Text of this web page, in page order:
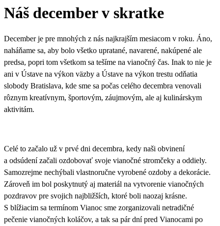
Náš december v skratke
December je pre mnohých z nás najkrajším mesiacom v roku. Áno,
naháňame sa, aby bolo všetko upratané, navarené, nakúpené ale
predsa, popri tom všetkom sa tešíme na vianočný čas. Inak to nie je
ani v Ústave na výkon väzby a Ústave na výkon trestu odňatia
slobody Bratislava, kde sme sa počas celého decembra venovali
rôznym kreatívnym, športovým, záujmovým, ale aj kulinárskym
aktivitám.
Celé to začalo už v prvé dni decembra, kedy naši obvinení
a odsúdení začali ozdobovať svoje vianočné stromčeky a oddiely.
Samozrejme nechýbali vlastnoručne vyrobené ozdoby a dekorácie.
Zároveň im bol poskytnutý aj materiál na vytvorenie vianočných
pozdravov pre svojich najbližších, ktoré boli naozaj krásne.
S blížiacim sa termínom Vianoc sme zorganizovali netradičné
pečenie vianočných koláčov, a tak sa pár dní pred Vianocami po